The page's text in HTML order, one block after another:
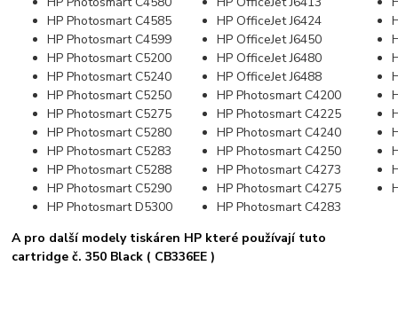
HP Photosmart C4585
HP Photosmart C4599
HP Photosmart C5200
HP Photosmart C5240
HP Photosmart C5250
HP Photosmart C5275
HP Photosmart C5280
HP Photosmart C5283
HP Photosmart C5288
HP Photosmart C5290
HP Photosmart D5300
HP OfficeJet J6424
HP OfficeJet J6450
HP OfficeJet J6480
HP OfficeJet J6488
HP Photosmart C4200
HP Photosmart C4225
HP Photosmart C4240
HP Photosmart C4250
HP Photosmart C4273
HP Photosmart C4275
HP Photosmart C4283
A pro další modely tiskáren HP které používají tuto
cartridge č. 350 Black ( CB336EE )